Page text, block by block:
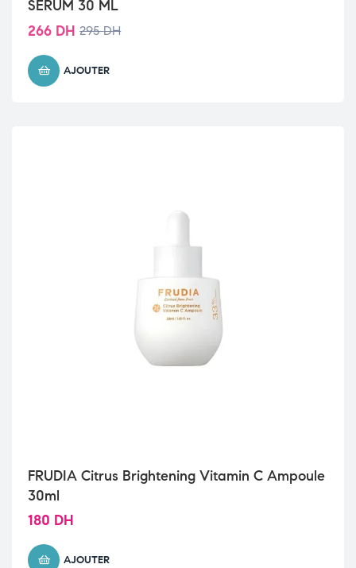
SERUM 30 ML
295DH
266 DH
AJOUTER
FRUDIA Citrus Brightening Vitamin C Ampoule
30ml
180 DH
AJOUTER